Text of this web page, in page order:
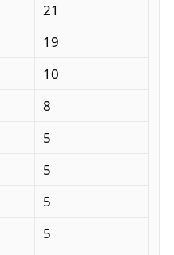
21
19
10
8
5
5
5
5